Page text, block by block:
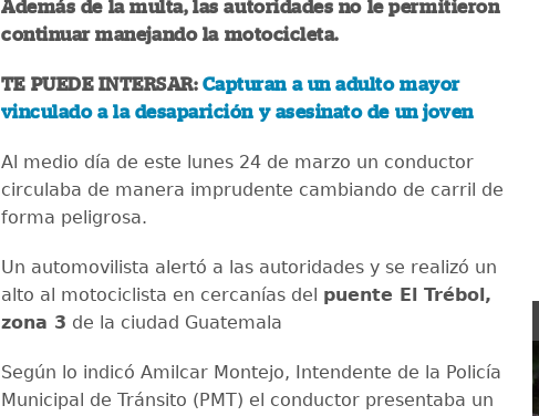
Además de la multa, las autoridades no le permitieron
continuar manejando la motocicleta.
TE PUEDE INTERSAR: Capturan a un adulto mayor
vinculado a la desaparición y asesinato de un joven
Al medio día de este lunes 24 de marzo un conductor
circulaba de manera imprudente cambiando de carril de
forma peligrosa.
Un automovilista alertó a las autoridades y se realizó un
alto al motociclista en cercanías del puente El Trébol,
zona 3 de la ciudad Guatemala
Según lo indicó Amilcar Montejo, Intendente de la Policía
Municipal de Tránsito (PMT) el conductor presentaba un